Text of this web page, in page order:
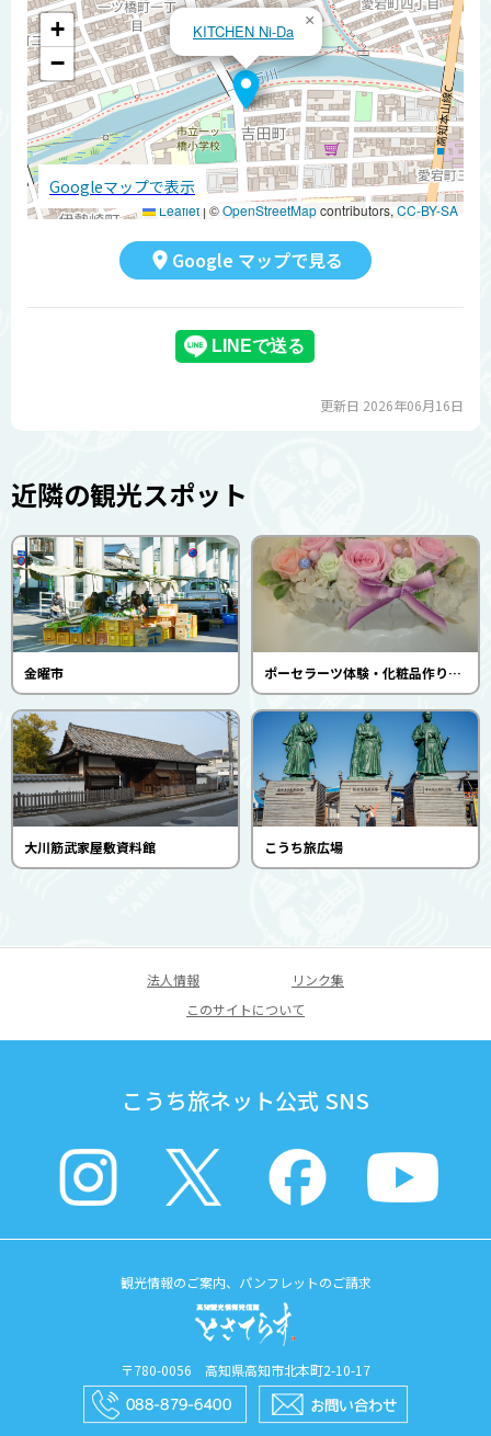
KITCHEN Ni-Da
×
+
−
Leaflet | ©OpenStreetMapcontributors,CC-BY-SA
Googleマップで表示
Google マップで見る
更新日 2026年06月16日
近隣の観光スポット
金曜市 ポーセラーツ体験・化粧品作り体験・カルトナージュ作り体験・アロマ香水体験(Salon de Ritz)
大川筋武家屋敷資料館 こうち旅広場
法人情報
リンク集
このサイトについて
こうち旅ネット公式 SNS
観光情報のご案内、パンフレットのご請求
〒780-0056 高知県高知市北本町2-10-17